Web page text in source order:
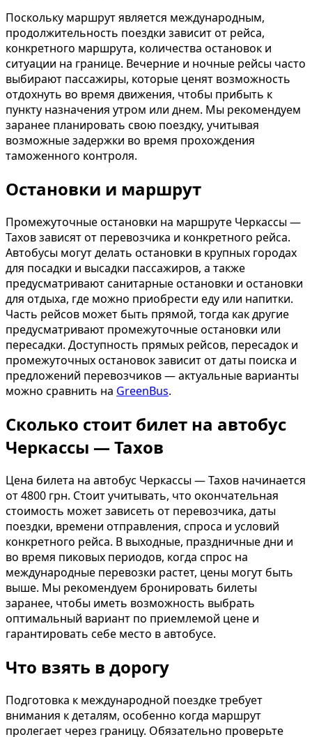
Поскольку маршрут является международным,
продолжительность поездки зависит от рейса,
конкретного маршрута, количества остановок и
ситуации на границе. Вечерние и ночные рейсы часто
выбирают пассажиры, которые ценят возможность
отдохнуть во время движения, чтобы прибыть к
пункту назначения утром или днем. Мы рекомендуем
заранее планировать свою поездку, учитывая
возможные задержки во время прохождения
таможенного контроля.
Остановки и маршрут
Промежуточные остановки на маршруте Черкассы —
Тахов зависят от перевозчика и конкретного рейса.
Автобусы могут делать остановки в крупных городах
для посадки и высадки пассажиров, а также
предусматривают санитарные остановки и остановки
для отдыха, где можно приобрести еду или напитки.
Часть рейсов может быть прямой, тогда как другие
предусматривают промежуточные остановки или
пересадки. Доступность прямых рейсов, пересадок и
промежуточных остановок зависит от даты поиска и
предложений перевозчиков — актуальные варианты
можно сравнить на GreenBus.
Сколько стоит билет на автобус
Черкассы — Тахов
Цена билета на автобус Черкассы — Тахов начинается
от 4800 грн. Стоит учитывать, что окончательная
стоимость может зависеть от перевозчика, даты
поездки, времени отправления, спроса и условий
конкретного рейса. В выходные, праздничные дни и
во время пиковых периодов, когда спрос на
международные перевозки растет, цены могут быть
выше. Мы рекомендуем бронировать билеты
заранее, чтобы иметь возможность выбрать
оптимальный вариант по приемлемой цене и
гарантировать себе место в автобусе.
Что взять в дорогу
Подготовка к международной поездке требует
внимания к деталям, особенно когда маршрут
пролегает через границу. Обязательно проверьте